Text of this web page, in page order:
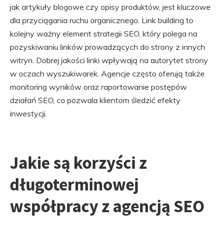
jak artykuły blogowe czy opisy produktów, jest kluczowe
dla przyciągania ruchu organicznego. Link building to
kolejny ważny element strategii SEO, który polega na
pozyskiwaniu linków prowadzących do strony z innych
witryn. Dobrej jakości linki wpływają na autorytet strony
w oczach wyszukiwarek. Agencje często oferują także
monitoring wyników oraz raportowanie postępów
działań SEO, co pozwala klientom śledzić efekty
inwestycji.
Jakie są korzyści z
długoterminowej
współpracy z agencją SEO